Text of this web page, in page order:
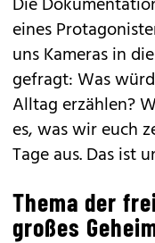
eines
uns Kameras in
gefragt: Was
Alltag erzählen?
es, was wir euch
Tage aus. Das ist
Thema der
großes